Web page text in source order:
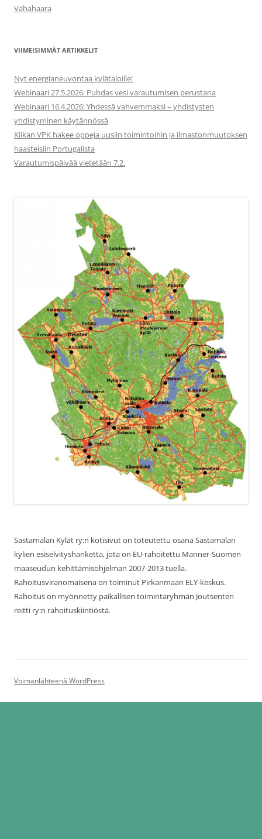
Vähähaara
VIIMEISIMMÄT ARTIKKELIT
Nyt energianeuvontaa kylätaloille!
Webinaari 27.5.2026: Puhdas vesi varautumisen perustana
Webinaari 16.4.2026: Yhdessä vahvemmaksi – yhdistysten
yhdistyminen käytännössä
Kiikan VPK hakee oppeja uusiin toimintoihin ja ilmastonmuutoksen
haasteisiin Portugalista
Varautumispäivää vietetään 7.2.
Sastamalan Kylät ry:n kotisivut on toteutettu osana Sastamalan
kylien esiselvityshanketta, jota on EU-rahoitettu Manner-Suomen
maaseudun kehittämisohjelman 2007-2013 tuella.
Rahoitusviranomaisena on toiminut Pirkanmaan ELY-keskus.
Rahoitus on myönnetty paikallisen toimintaryhmän Joutsenten
reitti ry:n rahoituskiintiöstä.
Voimanlähteenä WordPress